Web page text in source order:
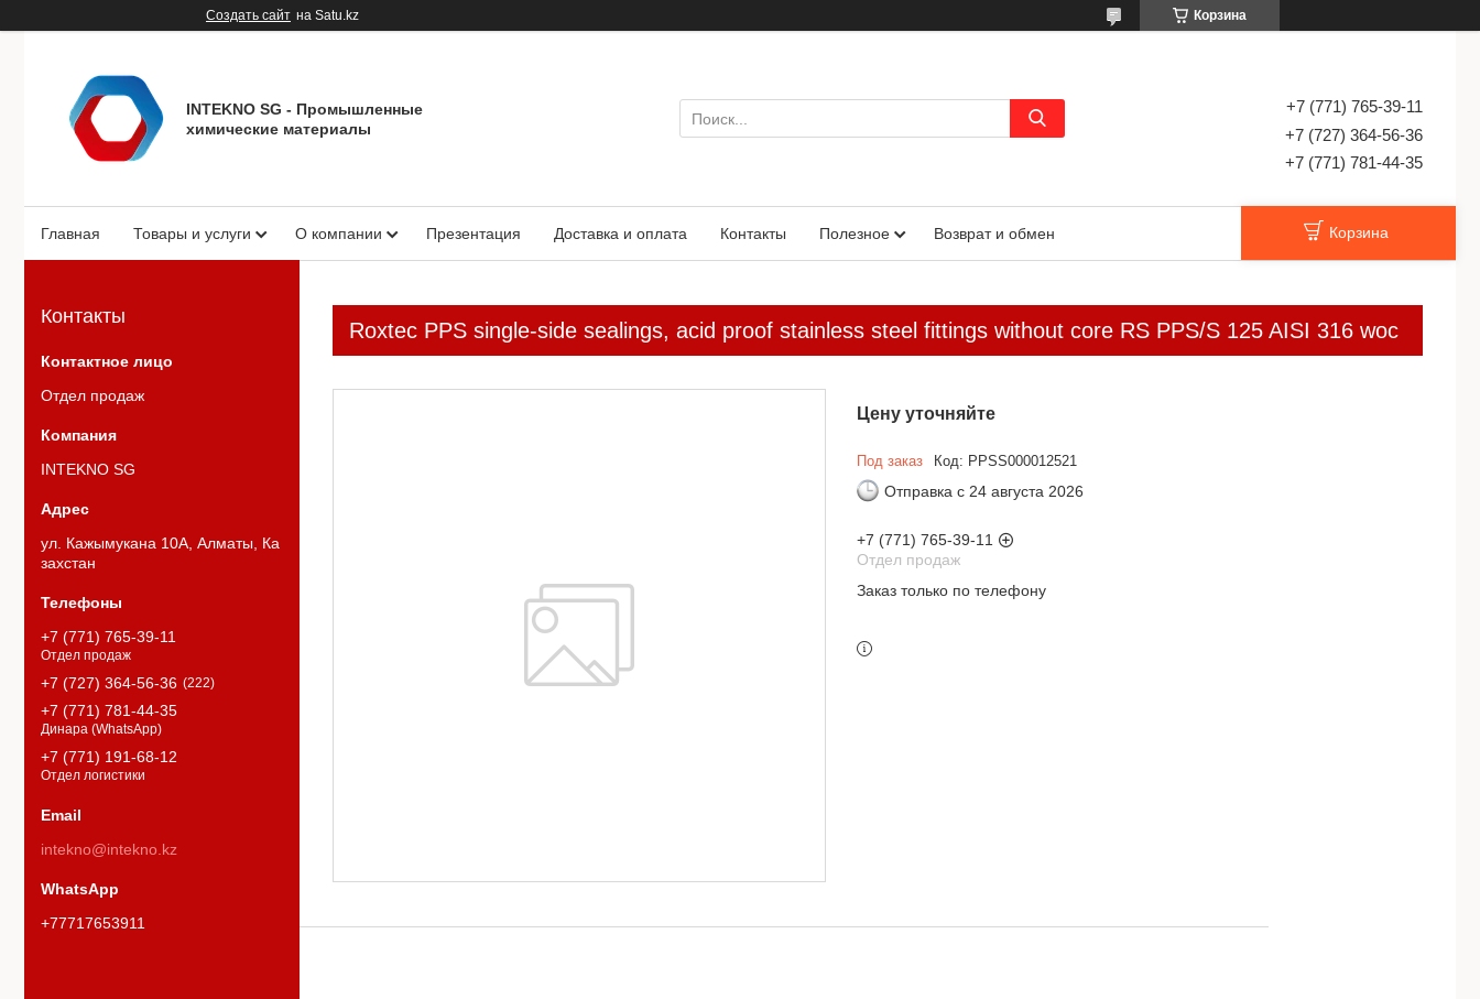
Создать сайт на Satu.kz Корзина
INTEKNO SG - Промышленные
химические материалы
+7 (771) 765-39-11
+7 (727) 364-56-36
+7 (771) 781-44-35
Главная Товары и услуги О компании Презентация Доставка и оплата Контакты Полезное Возврат и обмен Корзина
Roxtec PPS single-side sealings, acid proof stainless steel fittings without core RS PPS/S 125 AISI 316 woc
Цену уточняйте
Под заказ Код: PPSS000012521
Отправка с 24 августа 2026
+7 (771) 765-39-11
Отдел продаж
Заказ только по телефону
Контакты
Отдел продаж
INTEKNO SG
ул. Кажымукана 10А, Алматы, Ка
захстан
+7 (771) 765-39-11
Отдел продаж
+7 (727) 364-56-36 222
+7 (771) 781-44-35
Динара (WhatsApp)
+7 (771) 191-68-12
Отдел логистики
intekno@intekno.kz
+77717653911